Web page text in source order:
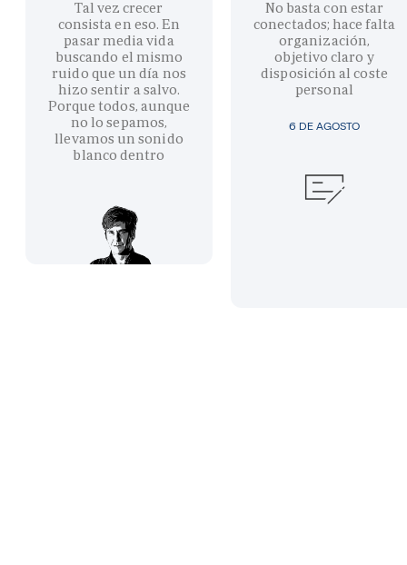
Tal vez crecer
consista en eso. En
pasar media vida
buscando el mismo
ruido que un día nos
hizo sentir a salvo.
Porque todos, aunque
no lo sepamos,
llevamos un sonido
blanco dentro
6 DE AGOSTO
No basta con estar
conectados; hace falta
organización,
objetivo claro y
disposición al coste
personal